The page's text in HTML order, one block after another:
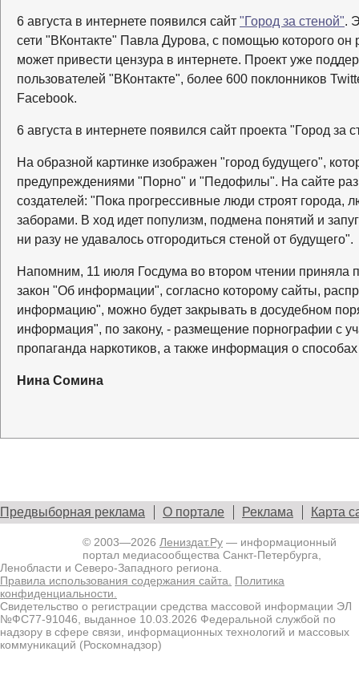
6 августа в интернете появился сайт "Город за стеной".
сети "ВКонтакте" Павла Дурова, с помощью которого он
может привести цензура в интернете. Проект уже
пользователей "ВКонтакте", более 600 поклонников
Facebook.
6 августа в интернете появился сайт проекта "Город за
На образной картинке изображен "город будущего",
предупреждениями "Порно" и "Педофилы". На сайте
создателей: "Пока прогрессивные люди строят города,
заборами. В ход идет популизм, подмена понятий и
ни разу не удавалось отгородиться стеной от будущего".
Напомним, 11 июля Госдума во втором чтении приняла
закон "Об информации", согласно которому сайты,
информацию", можно будет закрывать в досудебном
информация", по закону, - размещение порнографии с
пропаганда наркотиков, а также информация о
Нина Сомина
Предвыборная реклама О портале Реклама Карта
© 2003—2026 Лениздат.Ру — информационный
портал медиасообщества Санкт-Петербурга,
Ленобласти и Северо-Западного региона.
Правила использования содержания сайта.
Политика
конфиденциальности.
Свидетельство о регистрации средства массовой информации ЭЛ
№ФС77-91046, выданное 10.03.2026 Федеральной службой по
надзору в сфере связи, информационных технологий и массовых
коммуникаций (Роскомнадзор)